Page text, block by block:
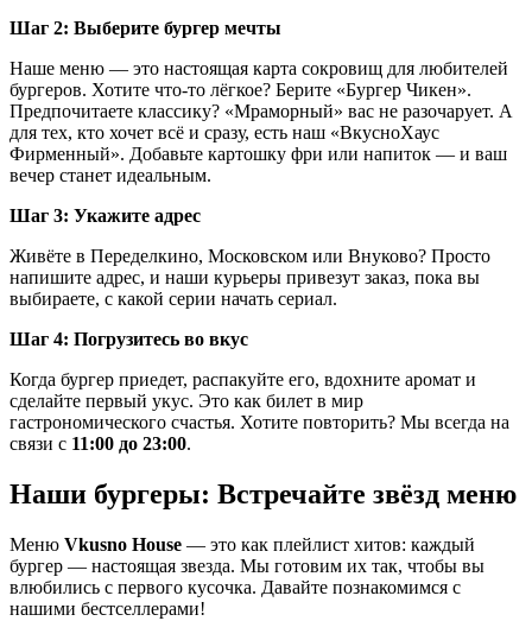
Шаг 2: Выберите бургер мечты
Наше меню — это настоящая карта сокровищ для любителей
бургеров. Хотите что-то лёгкое? Берите «Бургер Чикен».
Предпочитаете классику? «Мраморный» вас не разочарует. А
для тех, кто хочет всё и сразу, есть наш «ВкусноХаус
Фирменный». Добавьте картошку фри или напиток — и ваш
вечер станет идеальным.
Шаг 3: Укажите адрес
Живёте в Переделкино, Московском или Внуково? Просто
напишите адрес, и наши курьеры привезут заказ, пока вы
выбираете, с какой серии начать сериал.
Шаг 4: Погрузитесь во вкус
Когда бургер приедет, распакуйте его, вдохните аромат и
сделайте первый укус. Это как билет в мир
гастрономического счастья. Хотите повторить? Мы всегда на
связи с 11:00 до 23:00.
Наши бургеры: Встречайте звёзд меню
Меню Vkusno House — это как плейлист хитов: каждый
бургер — настоящая звезда. Мы готовим их так, чтобы вы
влюбились с первого кусочка. Давайте познакомимся с
нашими бестселлерами!